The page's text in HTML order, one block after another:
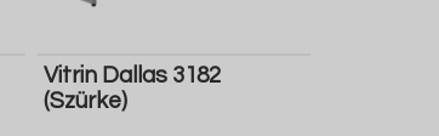
Vitrin Dallas 3182
(Szürke)